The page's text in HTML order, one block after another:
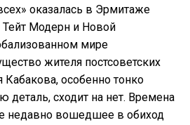
оказалась в Эрмитаже
Модерн и Новой
мире
жителя постсоветских
Кабакова, особенно тонко
сходит на нет. Времена
недавно вошедшее в обиход